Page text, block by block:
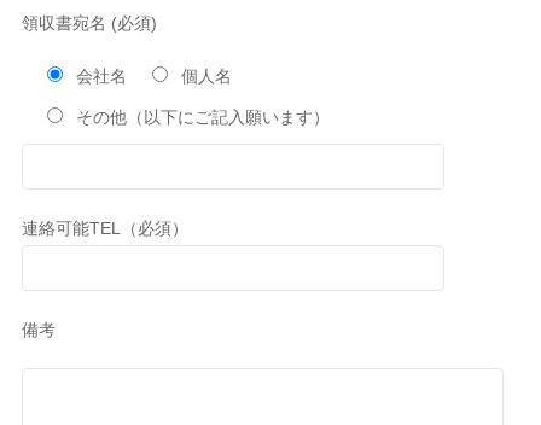
領収書宛名 (必須)
会社名 個人名
その他（以下にご記入願います）
連絡可能TEL（必須）
備考